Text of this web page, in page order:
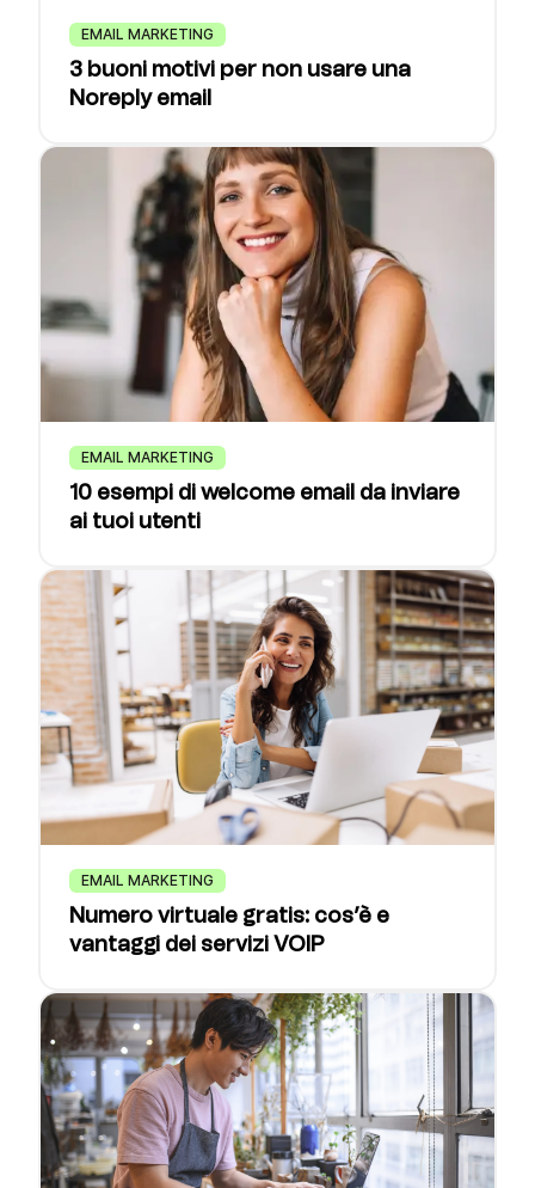
EMAIL MARKETING
3 buoni motivi per non usare una
Noreply email
EMAIL MARKETING
10 esempi di welcome email da inviare
ai tuoi utenti
EMAIL MARKETING
Numero virtuale gratis: cos’è e
vantaggi dei servizi VOIP